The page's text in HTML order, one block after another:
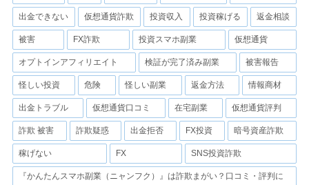
出金できない 仮想通貨詐欺 投資収入 投資稼げる 返金相談
被害 FX詐欺 投資スマホ副業 仮想通貨
オプトインアフィリエイト 検証が完了済み副業 被害報告
怪しい投資 危険 怪しい副業 返金方法 情報商材
出金トラブル 仮想通貨口コミ 在宅副業 仮想通貨評判
詐欺 被害 詐欺疑惑 出金拒否 FX投資 暗号資産詐欺
稼げない FX SNS投資詐欺
『かんたんスマホ副業（ニャンフク）』は詐欺まがい？口コミ・評判に